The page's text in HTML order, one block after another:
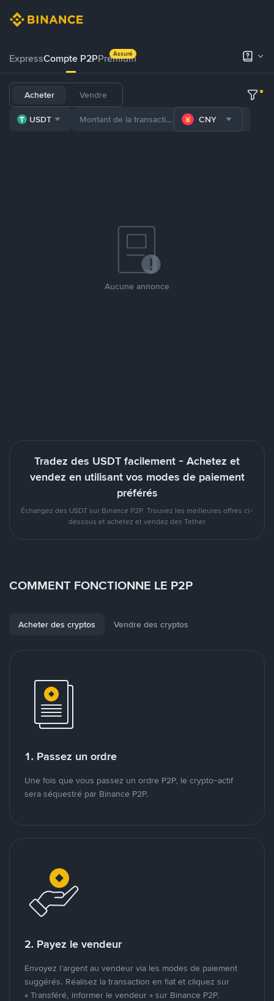
ExpressCompte P2PPremium
Assuré
Acheter Vendre
USDT CNY
Aucune annonce
Tradez des USDT facilement - Achetez et
vendez en utilisant vos modes de paiement
préférés
Échangez des USDT sur Binance P2P. Trouvez les meilleures offres ci-
dessous et achetez et vendez des Tether
COMMENT FONCTIONNE LE P2P
Acheter des cryptos Vendre des cryptos
1. Passez un ordre
Une fois que vous passez un ordre P2P, le crypto-actif
sera séquestré par Binance P2P.
2. Payez le vendeur
Envoyez l’argent au vendeur via les modes de paiement
suggérés. Réalisez la transaction en fiat et cliquez sur
« Transféré, informer le vendeur » sur Binance P2P.